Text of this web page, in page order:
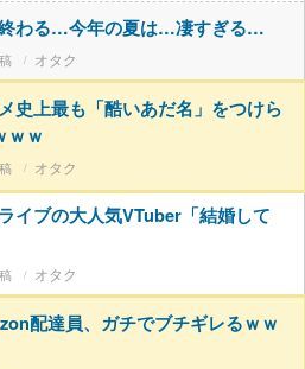
終わる…今年の夏は…凄すぎる…
オタク
史上最も「酷いあだ名」をつけら
ｗｗ
オタク
イブの大人気VTuber「結婚して
オタク
配達員、ガチでブチギレるｗｗ